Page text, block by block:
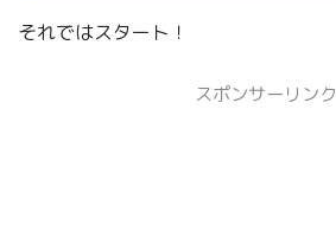
それではスタート！
スポンサーリンク